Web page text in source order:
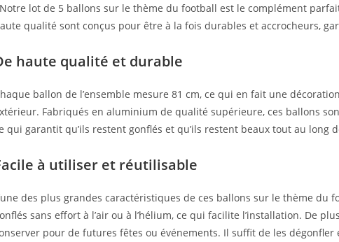
lot de 5 ballons sur le thème du football est le complément
qualité sont conçus pour être à la fois durables et accrocheurs,
haute qualité et durable
ballon de l’ensemble mesure 81 cm, ce qui en fait une
Fabriqués en aluminium de qualité supérieure, ces ballons
qui garantit qu’ils restent gonflés et qu’ils restent beaux tout au long
à utiliser et réutilisable
des plus grandes caractéristiques de ces ballons sur le thème du
sans effort à l’air ou à l’hélium, ce qui facilite l’installation. De
pour de futures fêtes ou événements. Il suffit de les